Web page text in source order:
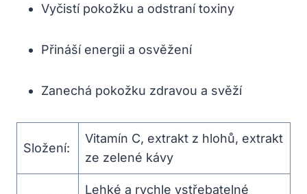
Vyčistí pokožku a odstraní toxiny
Přináší energii a osvěžení
Zanechá pokožku zdravou a svěží
Složení:
Vitamín C, extrakt z hlohů, extrakt
ze zelené kávy
Lehké a rychle vstřebatelné